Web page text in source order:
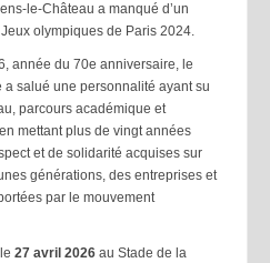
le-Château a manqué d’un
olympiques de Paris 2024.
année du 70e anniversaire, le
salué une personnalité ayant su
parcours académique et
mettant plus de vingt années
et de solidarité acquises sur
générations, des entreprises et
par le mouvement
27 avril 2026 au Stade de la